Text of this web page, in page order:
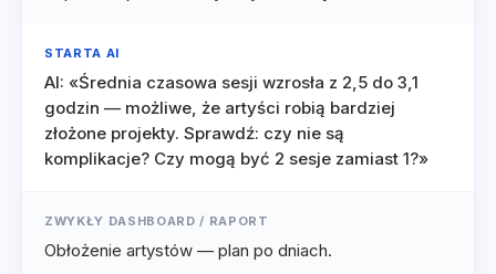
STARTA AI
AI: «Średnia czasowa sesji wzrosła z 2,5 do 3,1
godzin — możliwe, że artyści robią bardziej
złożone projekty. Sprawdź: czy nie są
komplikacje? Czy mogą być 2 sesje zamiast 1?»
ZWYKŁY DASHBOARD / RAPORT
Obłożenie artystów — plan po dniach.